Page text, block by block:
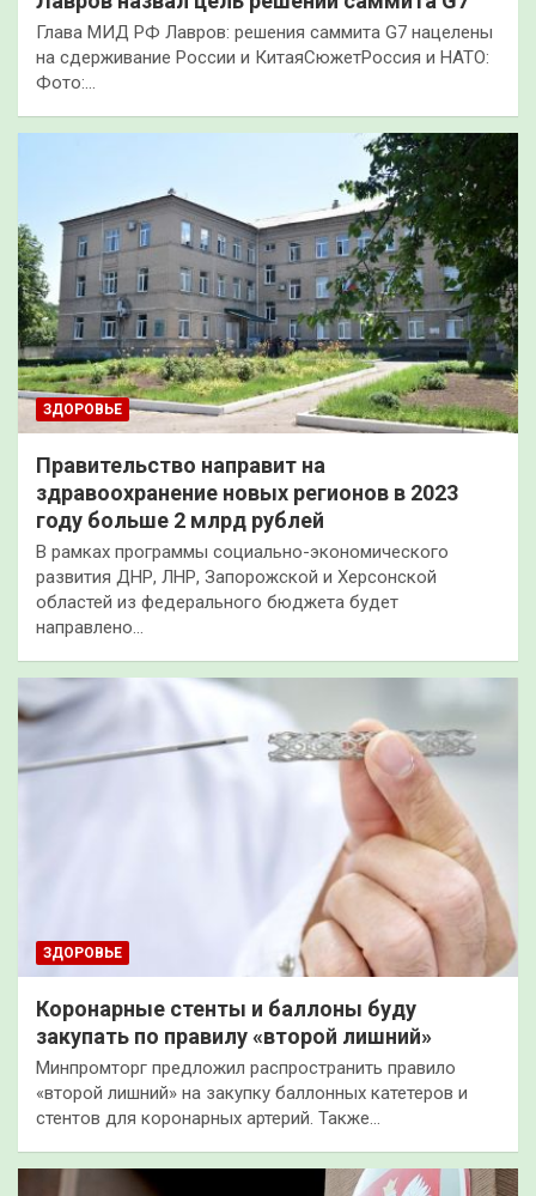
Глава МИД РФ Лавров: решения саммита G7 нацелены
на сдерживание России и КитаяСюжетРоссия и НАТО:
Фото:…
ЗДОРОВЬЕ
Правительство направит на
здравоохранение новых регионов в 2023
году больше 2 млрд рублей
В рамках программы социально-экономического
развития ДНР, ЛНР, Запорожской и Херсонской
областей из федерального бюджета будет
направлено…
ЗДОРОВЬЕ
Коронарные стенты и баллоны буду
закупать по правилу «второй лишний»
Минпромторг предложил распространить правило
«второй лишний» на закупку баллонных катетеров и
стентов для коронарных артерий. Также…